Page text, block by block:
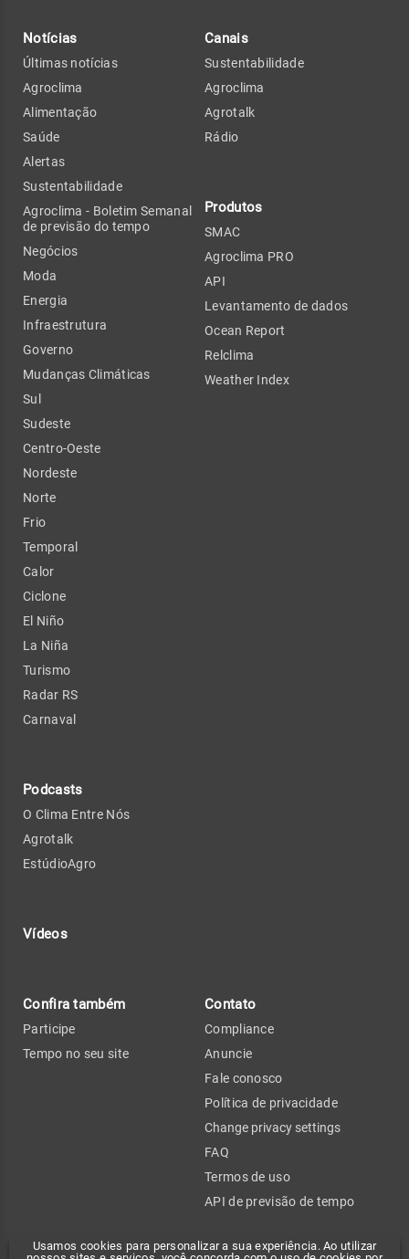
Usamos cookies para personalizar a sua experiência. Ao utilizar
Notícias
Últimas notícias
Agroclima
Alimentação
Saúde
Alertas
Sustentabilidade
Agroclima - Boletim Semanal
de previsão do tempo
Negócios
Moda
Energia
Infraestrutura
Governo
Mudanças Climáticas
Sul
Sudeste
Centro-Oeste
Nordeste
Norte
Frio
Temporal
Calor
Ciclone
El Niño
La Niña
Turismo
Radar RS
Carnaval
Podcasts
O Clima Entre Nós
Agrotalk
EstúdioAgro
Vídeos
Canais
Sustentabilidade
Agroclima
Agrotalk
Rádio
Produtos
SMAC
Agroclima PRO
API
Levantamento de dados
Ocean Report
Relclima
Weather Index
Confira também
Participe
Tempo no seu site
Contato
Compliance
Anuncie
Fale conosco
Política de privacidade
Change privacy settings
FAQ
Termos de uso
API de previsão de tempo